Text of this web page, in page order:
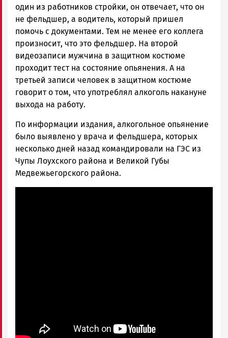
один из работников стройки, он отвечает, что он
не фельдшер, а водитель, который пришел
помочь с документами. Тем не менее его коллега
произносит, что это фельдшер. На второй
видеозаписи мужчина в защитном костюме
проходит тест на состояние опьянения. А на
третьей записи человек в защитном костюме
говорит о том, что употреблял алкоголь накануне
выхода на работу.
По информации издания, алкогольное опьянение
было выявлено у врача и фельдшера, которых
несколько дней назад командировали на ГЭС из
Чупы Лоухского района и Великой Губы
Медвежьегорского района.